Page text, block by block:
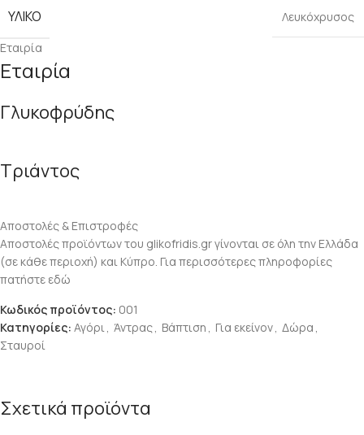
ΥΛΙΚΟ
Λευκόχρυσος
Εταιρία
Εταιρία
Γλυκοφρύδης
Τριάντος
Αποστολές & Επιστροφές
Αποστολές προϊόντων του glikofridis.gr γίνονται σε όλη την Ελλάδα
(σε κάθε περιοχή) και Κύπρο. Για περισσότερες πληροφορίες
πατήστε εδώ
Κωδικός προϊόντος: 001
Κατηγορίες: Αγόρι Άντρας Βάπτιση Για εκείνον Δώρα
Σταυροί
Σχετικά προϊόντα